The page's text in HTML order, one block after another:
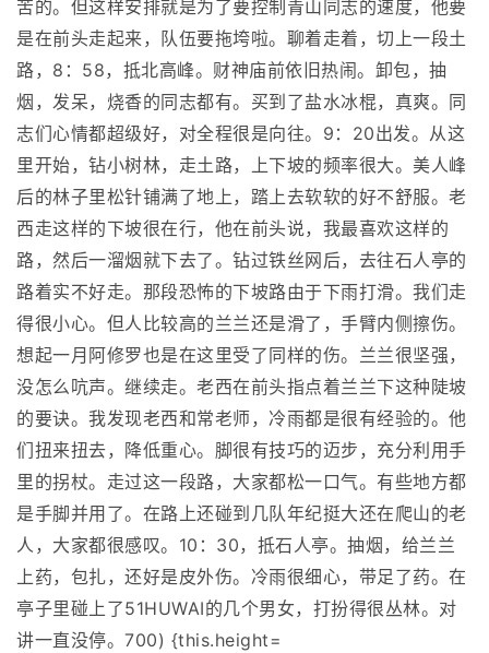
苦的。但这样安排就是为了要控制青山同志的速度，他要
是在前头走起来，队伍要拖垮啦。聊着走着，切上一段土
路，8：58，抵北高峰。财神庙前依旧热闹。卸包，抽
烟，发呆，烧香的同志都有。买到了盐水冰棍，真爽。同
志们心情都超级好，对全程很是向往。9：20出发。从这
里开始，钻小树林，走土路，上下坡的频率很大。美人峰
后的林子里松针铺满了地上，踏上去软软的好不舒服。老
西走这样的下坡很在行，他在前头说，我最喜欢这样的
路，然后一溜烟就下去了。钻过铁丝网后，去往石人亭的
路着实不好走。那段恐怖的下坡路由于下雨打滑。我们走
得很小心。但人比较高的兰兰还是滑了，手臂内侧擦伤。
想起一月阿修罗也是在这里受了同样的伤。兰兰很坚强，
没怎么吭声。继续走。老西在前头指点着兰兰下这种陡坡
的要诀。我发现老西和常老师，冷雨都是很有经验的。他
们扭来扭去，降低重心。脚很有技巧的迈步，充分利用手
里的拐杖。走过这一段路，大家都松一口气。有些地方都
是手脚并用了。在路上还碰到几队年纪挺大还在爬山的老
人，大家都很感叹。10：30，抵石人亭。抽烟，给兰兰
上药，包扎，还好是皮外伤。冷雨很细心，带足了药。在
亭子里碰上了51HUWAI的几个男女，打扮得很丛林。对
讲一直没停。700) {this.height=